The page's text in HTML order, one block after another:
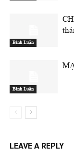
Bình Luận
Bình Luận
LEAVE A REPLY